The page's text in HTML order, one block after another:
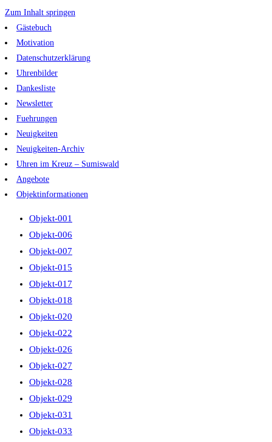
Zum Inhalt springen
Gästebuch
Motivation
Datenschutzerklärung
Uhrenbilder
Dankesliste
Newsletter
Fuehrungen
Neuigkeiten
Neuigkeiten-Archiv
Uhren im Kreuz – Sumiswald
Angebote
Objektinformationen
Objekt-001
Objekt-006
Objekt-007
Objekt-015
Objekt-017
Objekt-018
Objekt-020
Objekt-022
Objekt-026
Objekt-027
Objekt-028
Objekt-029
Objekt-031
Objekt-033